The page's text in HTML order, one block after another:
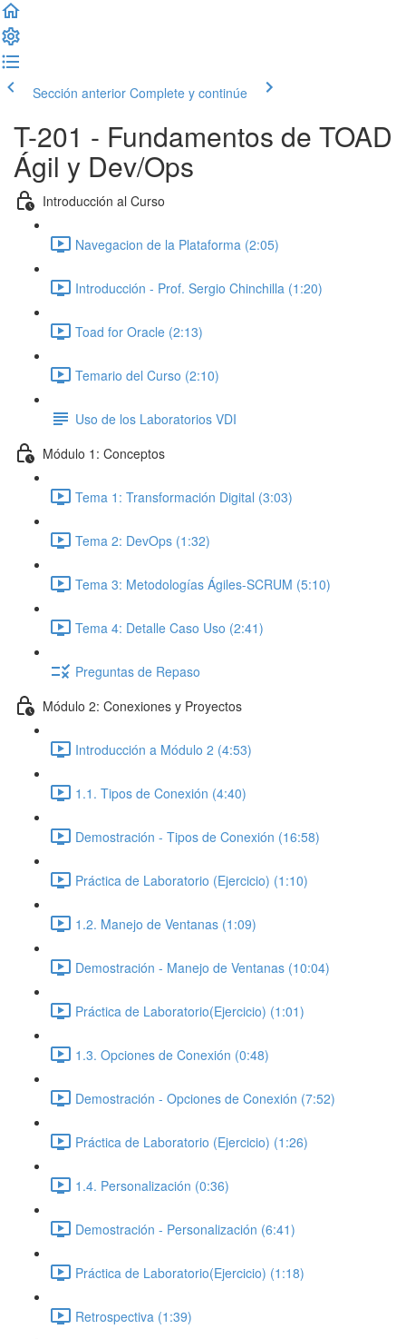
Sección anterior Complete y continúe
T-201 - Fundamentos de TOAD
Ágil y Dev/Ops
Introducción al Curso
Navegacion de la Plataforma (2:05)
Introducción - Prof. Sergio Chinchilla (1:20)
Toad for Oracle (2:13)
Temario del Curso (2:10)
Uso de los Laboratorios VDI
Módulo 1: Conceptos
Tema 1: Transformación Digital (3:03)
Tema 2: DevOps (1:32)
Tema 3: Metodologías Ágiles-SCRUM (5:10)
Tema 4: Detalle Caso Uso (2:41)
Preguntas de Repaso
Módulo 2: Conexiones y Proyectos
Introducción a Módulo 2 (4:53)
1.1. Tipos de Conexión (4:40)
Demostración - Tipos de Conexión (16:58)
Práctica de Laboratorio (Ejercicio) (1:10)
1.2. Manejo de Ventanas (1:09)
Demostración - Manejo de Ventanas (10:04)
Práctica de Laboratorio(Ejercicio) (1:01)
1.3. Opciones de Conexión (0:48)
Demostración - Opciones de Conexión (7:52)
Práctica de Laboratorio (Ejercicio) (1:26)
1.4. Personalización (0:36)
Demostración - Personalización (6:41)
Práctica de Laboratorio(Ejercicio) (1:18)
Retrospectiva (1:39)